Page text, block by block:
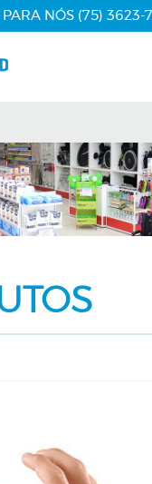
PARA NÓS (75) 3623-